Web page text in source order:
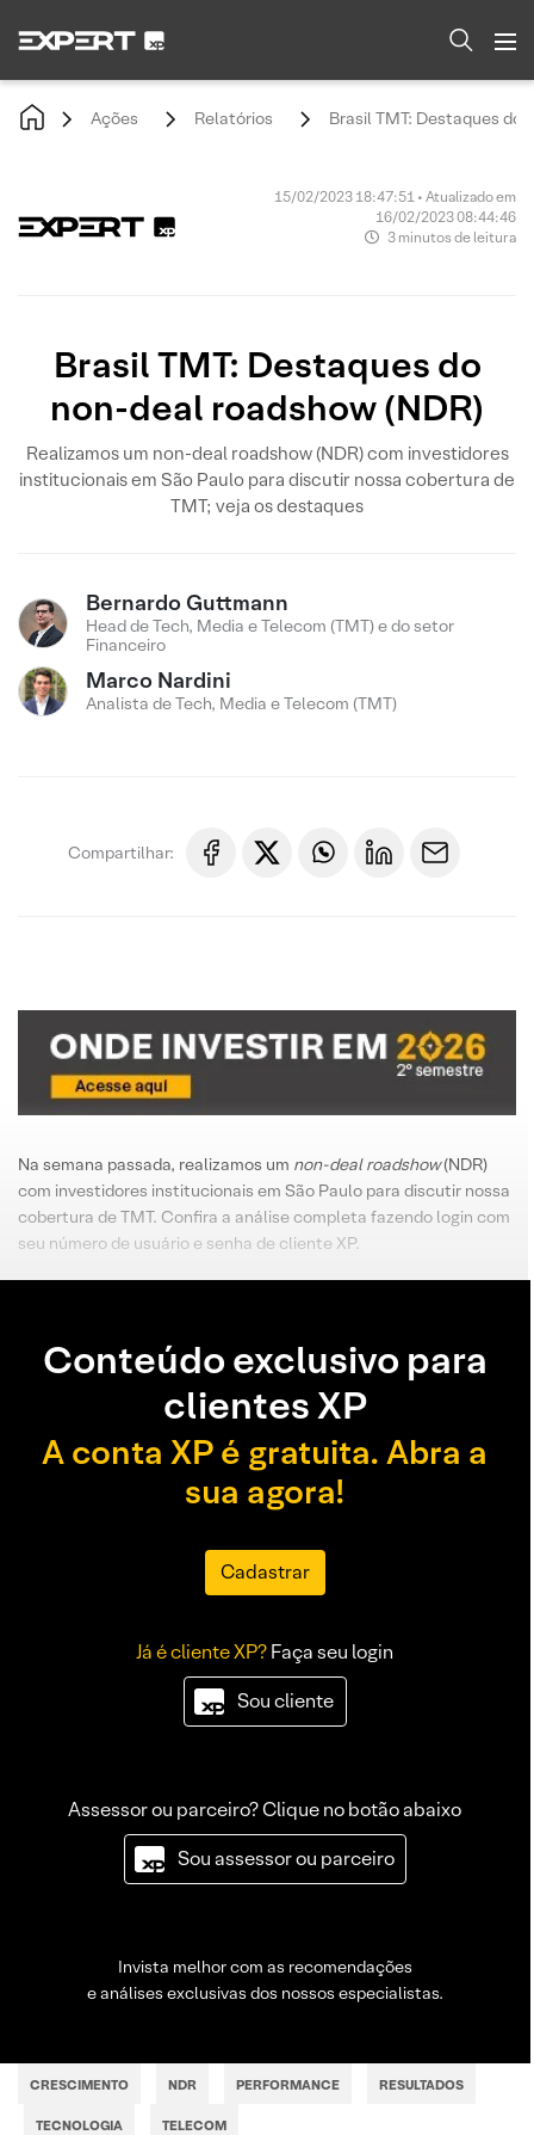
Ações Relatórios Brasil TMT: Destaques do
15/02/2023 18:47:51 • Atualizado em
16/02/2023 08:44:46
3 minutos de leitura
Brasil TMT: Destaques do
non-deal roadshow (NDR)
Realizamos um non-deal roadshow (NDR) com investidores
institucionais em São Paulo para discutir nossa cobertura de
TMT; veja os destaques
Bernardo Guttmann
Head de Tech, Media e Telecom (TMT) e do setor
Financeiro
Marco Nardini
Analista de Tech, Media e Telecom (TMT)
Compartilhar:
Na semana passada, realizamos um non-deal roadshow(NDR)
com investidores institucionais em São Paulo para discutir nossa
cobertura de TMT. Confira a análise completa fazendo login com
seu número de usuário e senha de cliente XP.
Conteúdo exclusivo para
clientes XP
A conta XP é gratuita. Abra a
sua agora!
Cadastrar
Já é cliente XP?Faça seu login
Sou cliente
Assessor ou parceiro? Clique no botão abaixo
Sou assessor ou parceiro
Invista melhor com as recomendações
e análises exclusivas dos nossos especialistas.
CRESCIMENTO NDR PERFORMANCE RESULTADOS
TECNOLOGIA TELECOM